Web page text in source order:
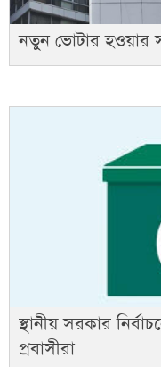
নতুন ভোটার হওয়ার
স্থানীয় সরকার
প্রবাসীরা